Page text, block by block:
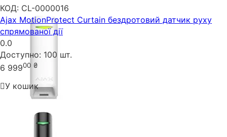
КОД: CL-0000016
Ajax MotionProtect Curtain бездротовий датчик руху
спрямованої дії
0.0
Доступно: 100 шт.
6 99900 ₴
У кошик